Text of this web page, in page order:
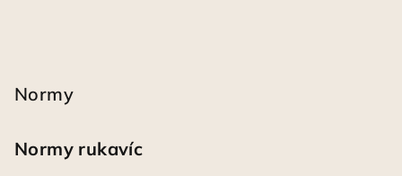
Normy
Normy rukavíc